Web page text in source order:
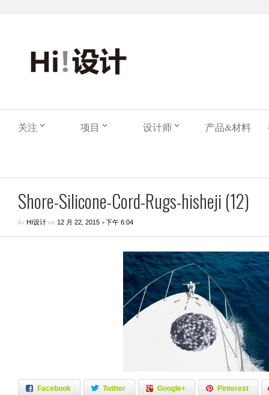
关注 项目 设计师 产品&材料
Shore-Silicone-Cord-Rugs-hisheji (12)
by HI设计 on 12 月 22, 2015 •下午 6:04
Facebook Twitter Google+ Pinterest